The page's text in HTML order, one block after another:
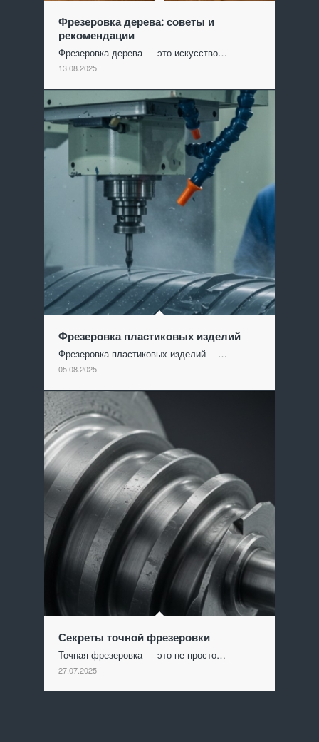
Фрезеровка дерева: советы и
рекомендации
Фрезеровка дерева — это искусство…
13.08.2025
Фрезеровка пластиковых изделий
Фрезеровка пластиковых изделий —…
05.08.2025
Секреты точной фрезеровки
Точная фрезеровка — это не просто…
27.07.2025